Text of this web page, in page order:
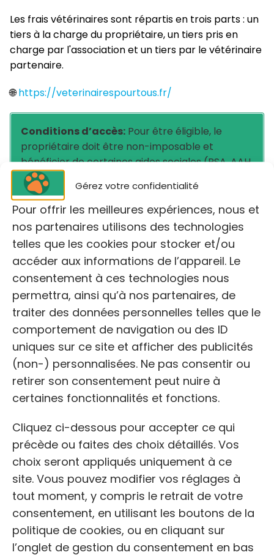
Gérez votre confidentialité
Pour offrir les meilleures expériences, nous et
nos partenaires utilisons des technologies
telles que les cookies pour stocker et/ou
accéder aux informations de l’appareil. Le
consentement à ces technologies nous
permettra, ainsi qu’à nos partenaires, de
traiter des données personnelles telles que le
comportement de navigation ou des ID
uniques sur ce site et afficher des publicités
(non-) personnalisées. Ne pas consentir ou
retirer son consentement peut nuire à
certaines fonctionnalités et fonctions.
Cliquez ci-dessous pour accepter ce qui
précède ou faites des choix détaillés. Vos
choix seront appliqués uniquement à ce
site. Vous pouvez modifier vos réglages à
tout moment, y compris le retrait de votre
consentement, en utilisant les boutons de la
politique de cookies, ou en cliquant sur
l’onglet de gestion du consentement en bas
Les frais vétérinaires sont répartis en trois parts : un
tiers à la charge du propriétaire, un tiers pris en
charge par l'association et un tiers par le vétérinaire
partenaire.
🌐https://veterinairespourtous.fr/
Conditions d’accès: Pour être éligible, le
propriétaire doit être non-imposable et
bénéficier de certaines aides sociales (RSA, AAH,
ASS, ASPA) ou être dans une situation attestée
par un CCAS.
Un seul animal éligible par foyer, qui doit être
identifié. Il est conseillé de contacter VPT pour
obtenir les coordonnées des vétérinaires
adhérents proches de Mérignac.
3. Association Mérignac Chats
Errants
📌ADRESSE POSTALE:55, Av. du Maréchal de Lattre
de Tassigny, 33700 Mérignac
🕓HORAIRES DE PERMANENCE:Lundi, mardi, jeudi et
vendredi de 14h à 17h.
🌐http://mceasso.fr/